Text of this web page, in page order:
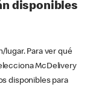
disponibles
Para ver qué
McDelivery
disponibles para